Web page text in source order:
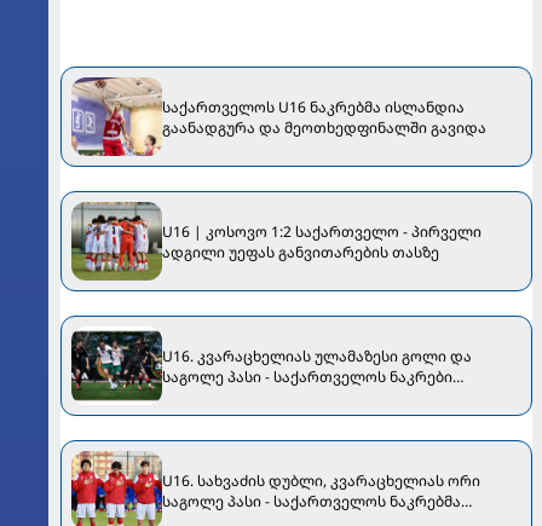
საქართველოს U16 ნაკრებმა ისლანდია
გაანადგურა და მეოთხედფინალში გავიდა
U16 | კოსოვო 1:2 საქართველო - პირველი
ადგილი უეფას განვითარების თასზე
U16. კვარაცხელიას ულამაზესი გოლი და
საგოლე პასი - საქართველოს ნაკრები
დამარცხდა
U16. სახვაძის დუბლი, კვარაცხელიას ორი
საგოლე პასი - საქართველოს ნაკრებმა